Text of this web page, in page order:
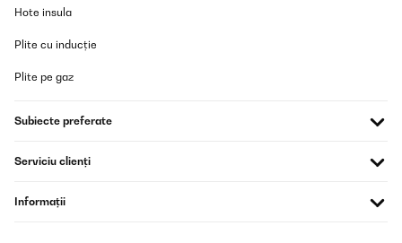
Hote insula
Plite cu inducție
Plite pe gaz
Subiecte preferate
Serviciu clienți
Informații